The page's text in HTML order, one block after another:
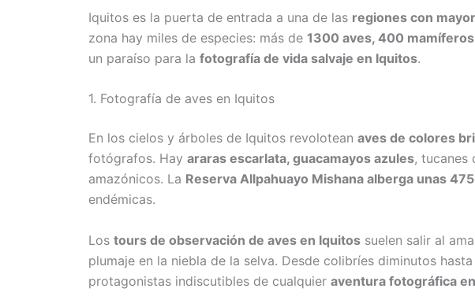
Iquitos es la puerta de entrada a una de las regiones con
zona hay miles de especies: más de 1300 aves, 400
un paraíso para la fotografía de vida salvaje en Iquitos.
1. Fotografía de aves en Iquitos
En los cielos y árboles de Iquitos revolotean aves de colores
fotógrafos. Hay araras escarlata, guacamayos azules, tucanes
amazónicos. La Reserva Allpahuayo Mishana alberga unas
endémicas.
Los tours de observación de aves en Iquitos suelen salir al
plumaje en la niebla de la selva. Desde colibríes diminutos
protagonistas indiscutibles de cualquier aventura fotográfica